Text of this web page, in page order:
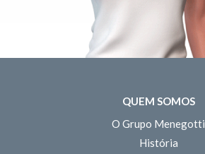
QUEM SOMOS
O Grupo Menegotti
História